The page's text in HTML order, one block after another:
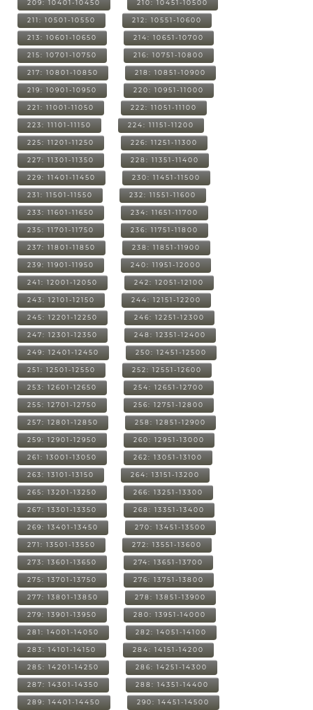
209: 10401-10450 210: 10451-10500
211: 10501-10550 212: 10551-10600
213: 10601-10650 214: 10651-10700
215: 10701-10750 216: 10751-10800
217: 10801-10850 218: 10851-10900
219: 10901-10950 220: 10951-11000
221: 11001-11050 222: 11051-11100
223: 11101-11150 224: 11151-11200
225: 11201-11250 226: 11251-11300
227: 11301-11350 228: 11351-11400
229: 11401-11450 230: 11451-11500
231: 11501-11550 232: 11551-11600
233: 11601-11650 234: 11651-11700
235: 11701-11750 236: 11751-11800
237: 11801-11850 238: 11851-11900
239: 11901-11950 240: 11951-12000
241: 12001-12050 242: 12051-12100
243: 12101-12150 244: 12151-12200
245: 12201-12250 246: 12251-12300
247: 12301-12350 248: 12351-12400
249: 12401-12450 250: 12451-12500
251: 12501-12550 252: 12551-12600
253: 12601-12650 254: 12651-12700
255: 12701-12750 256: 12751-12800
257: 12801-12850 258: 12851-12900
259: 12901-12950 260: 12951-13000
261: 13001-13050 262: 13051-13100
263: 13101-13150 264: 13151-13200
265: 13201-13250 266: 13251-13300
267: 13301-13350 268: 13351-13400
269: 13401-13450 270: 13451-13500
271: 13501-13550 272: 13551-13600
273: 13601-13650 274: 13651-13700
275: 13701-13750 276: 13751-13800
277: 13801-13850 278: 13851-13900
279: 13901-13950 280: 13951-14000
281: 14001-14050 282: 14051-14100
283: 14101-14150 284: 14151-14200
285: 14201-14250 286: 14251-14300
287: 14301-14350 288: 14351-14400
289: 14401-14450 290: 14451-14500